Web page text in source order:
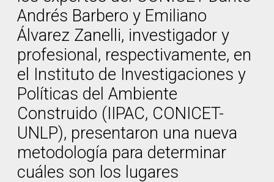
Andrés Barbero y Emiliano
Álvarez Zanelli, investigador y
profesional, respectivamente, en
el Instituto de Investigaciones y
Políticas del Ambiente
Construido (IIPAC, CONICET-
UNLP), presentaron una nueva
metodología para determinar
cuáles son los lugares